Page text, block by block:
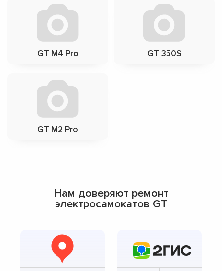
GT M4 Pro GT 350S
GT M2 Pro
Нам доверяют ремонт
электросамокатов GT